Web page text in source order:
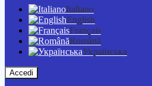
Italiano
English
Français
Română
Українська
Accedi